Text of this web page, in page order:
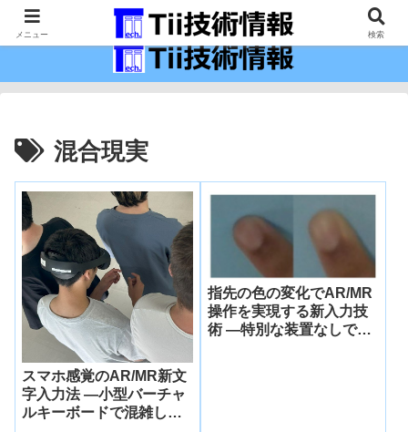
最新の科学技術の情報インフラ。
混合現実
スマホ感覚のAR/MR新文
字入力法 ―小型バーチャ
ルキーボードで混雑した
指先の色の変化でAR/MR
操作を実現する新入力技
術 ―特別な装置なしで壁
メニュー 検索